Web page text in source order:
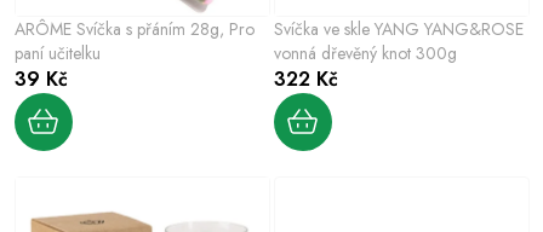
d
u
k
t
r
o
d
u
k
ARÔME Svíčka s přáním 28g, Pro
paní učitelku
39 Kč
Svíčka ve skle YANG YANG&ROSE
vonná dřevěný knot 300g
322 Kč